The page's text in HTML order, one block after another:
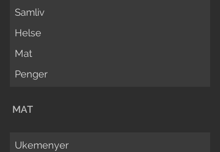
Samliv
Helse
Mat
Penger
MAT
Ukemenyer